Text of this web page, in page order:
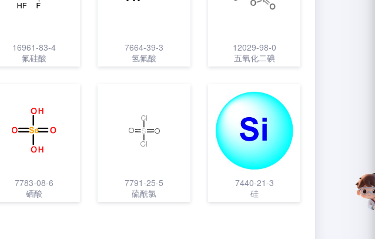
16961-83-4
氟硅酸
7664-39-3
氢氟酸
12029-98-0
五氧化二碘
7783-08-6
硒酸
7791-25-5
硫酰氯
7440-21-3
硅